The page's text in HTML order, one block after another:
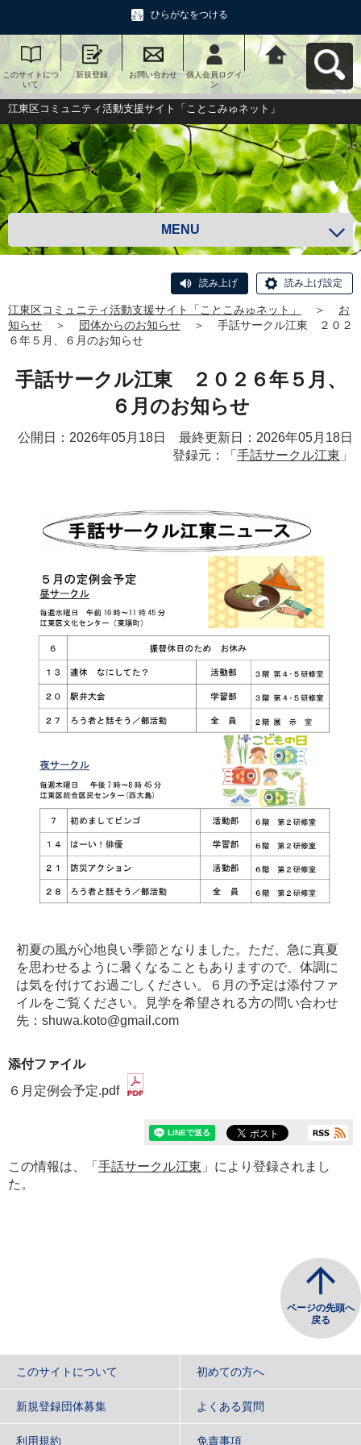
ひらがなをつける
このサイトにつ
いて
新規登録 お問い合わせ
個人会員ログイ
ン
江東区コミュニ
ティ活動支援サ
イト「ことこみ
ゅネット」へ戻
る
江東区コミュニティ活動支援サイト「ことこみゅネット」
MENU
読み上げ 読み上げ設定
江東区コミュニティ活動支援サイト「ことこみゅネット」 ＞
お
知らせ
＞ 団体からのお知らせ ＞
手話サークル江東 ２０２
６年５月、６月のお知らせ
手話サークル江東 ２０２６年５月、
６月のお知らせ
公開日：2026年05月18日 最終更新日：2026年05月18日
登録元：「 手話サークル江東 」
初夏の風が心地良い季節となりました。ただ、急に真夏
を思わせるように暑くなることもありますので、体調に
は気を付けてお過ごしください。６月の予定は添付ファ
イルをご覧ください。見学を希望される方の問い合わせ
先：shuwa.koto@gmail.com
添付ファイル
６月定例会予定.pdf
この情報は、「 手話サークル江東 」により登録されまし
た。
ページの先頭へ
戻る
このサイトについて 初めての方へ
新規登録団体募集 よくある質問
利用規約 免責事項